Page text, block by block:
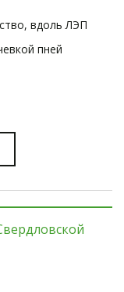
вдоль ЛЭП
пней